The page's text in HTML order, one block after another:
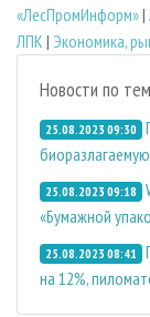
«ЛесПромИнформ»|
ЛПК | Экономика,
Новости по
25.08.2023 09:30
25.08.2023 09:18
«Бумажной
25.08.2023 08:41
на 12%,